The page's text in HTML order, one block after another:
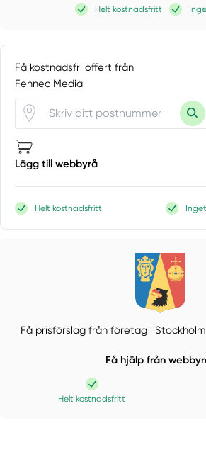
Helt kostnadsfritt
Få kostnadsfri offert från
Fennec Media
Lägg till webbyrå
Helt kostnadsfritt
Få prisförslag från företag i
Få hjälp från
Helt kostnadsfritt